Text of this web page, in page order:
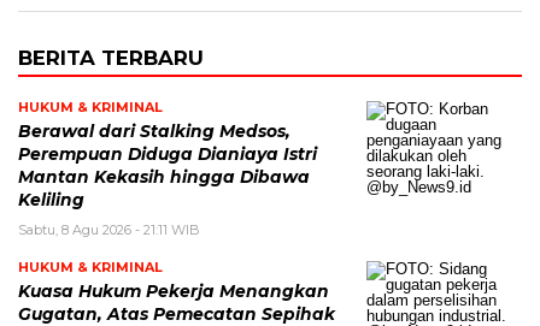
BERITA TERBARU
HUKUM & KRIMINAL
Berawal dari Stalking Medsos,
Perempuan Diduga Dianiaya Istri
Mantan Kekasih hingga Dibawa
Keliling
Sabtu, 8 Agu 2026 - 21:11 WIB
HUKUM & KRIMINAL
Kuasa Hukum Pekerja Menangkan
Gugatan, Atas Pemecatan Sepihak